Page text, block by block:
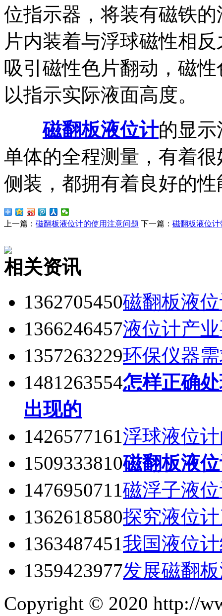
位指示器，将装有磁铁
片内装着与浮球磁性相
吸引磁性色片翻动，磁
以指示实际液面高度。
磁翻板液位计的显示
单体的全程测量，有着
侧装，都拥有着良好的性
上一篇： 磁翻板液位计的使用注意问题 下一篇： 磁翻板液位
相关资讯
1362705450磁翻板液
1366246457液位计产
1357263229环保仪器
1481263554怎样正确
出现的
1426577161浮球液位
1509333810磁翻板液
1476950711磁浮子液
1362618580探究液位
1363487451我国液位
1359423977发展磁翻
Copyright © 2020 http://